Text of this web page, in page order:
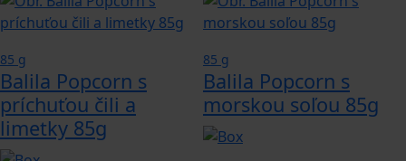
85 g
Balila Popcorn s
príchuťou čili a
limetky 85g
85 g
Balila Popcorn s
morskou soľou 85g